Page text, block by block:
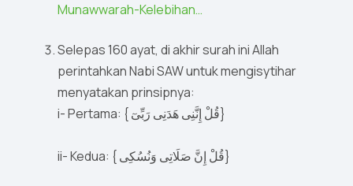
Munawwarah-Kelebihan…
Selepas 160 ayat, di akhir surah ini Allah
perintahkan Nabi SAW untuk mengisytihar
menyatakan prinsipnya:
i- Pertama: { قُلْ إِنَّنِى هَدَنِى رَبِّىٓ}
ii- Kedua: { قُلْ إِنَّ صَلَاتِى وَنُسُكِى}